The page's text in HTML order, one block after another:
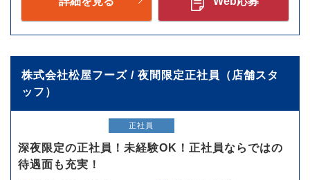
株式会社松屋フーズ / 夜間限定正社員（店舗スタ
ッフ）
正社員
深夜限定の正社員！未経験OK！正社員ならではの
待遇面も充実！